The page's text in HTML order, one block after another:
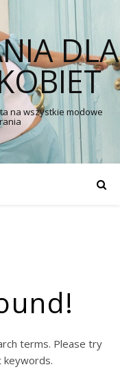
DLA
na wszystkie modowe
terms. Please try
keywords.